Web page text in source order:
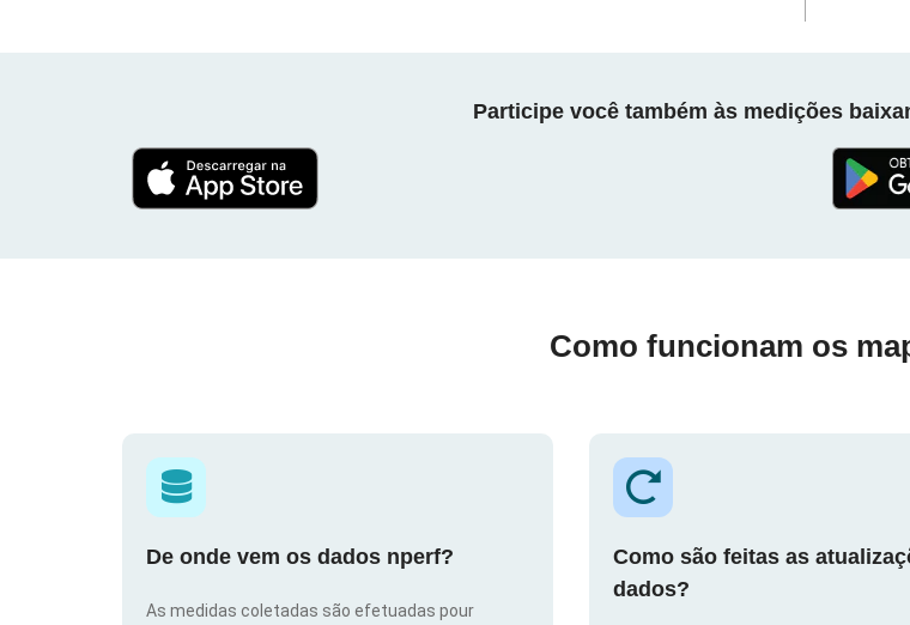
Participe você também às medições
Como funcionam os
De onde vem os dados nperf?
As medidas coletadas são efetuadas pour
Como são feitas as
dados?